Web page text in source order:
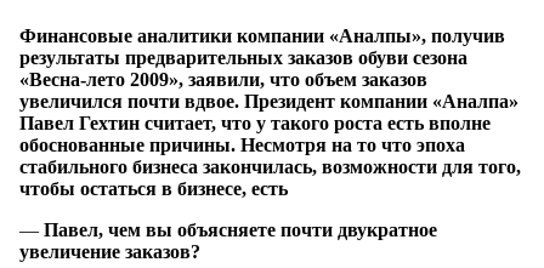
Финансовые аналитики компании «Аналпы», получив
результаты предварительных заказов обуви сезона
«Весна-лето 2009», заявили, что объем заказов
увеличился почти вдвое. Президент компании «Аналпа»
Павел Гехтин считает, что у такого роста есть вполне
обоснованные причины. Несмотря на то что эпоха
стабильного бизнеса закончилась, возможности для того,
чтобы остаться в бизнесе, есть
— Павел, чем вы объясняете почти двукратное
увеличение заказов?